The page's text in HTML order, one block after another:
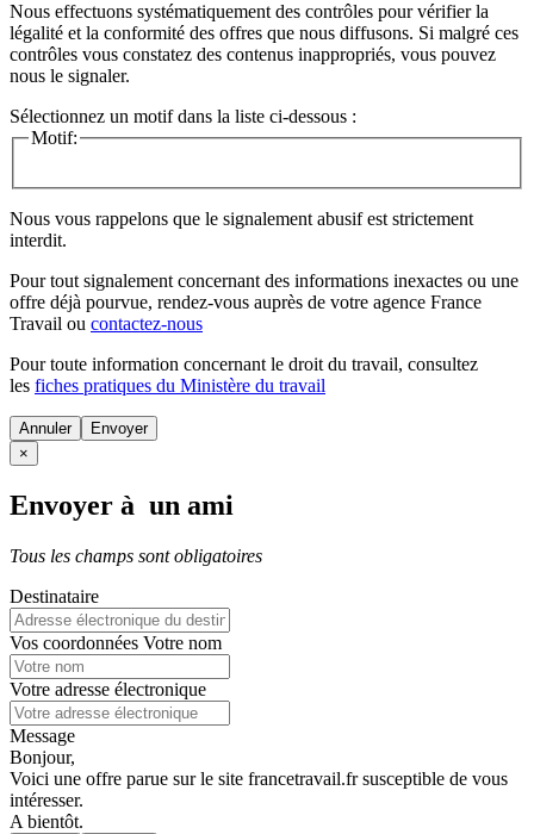
Nous effectuons systématiquement des contrôles pour vérifier la
légalité et la conformité des offres que nous diffusons. Si malgré ces
contrôles vous constatez des contenus inappropriés, vous pouvez
nous le signaler.
Sélectionnez un motif dans la liste ci-dessous :
Motif:
Nous vous rappelons que le signalement abusif est strictement
interdit.
Pour tout signalement concernant des informations inexactes ou une
offre déjà pourvue, rendez-vous auprès de votre agence France
Travail ou contactez-nous
Pour toute information concernant le droit du travail, consultez
les fiches pratiques du Ministère du travail
Annuler
×
Envoyer à un ami
Tous les champs sont obligatoires
Destinataire
Vos coordonnées Votre nom
Votre adresse électronique
Message
Bonjour,
Voici une offre parue sur le site francetravail.fr susceptible de vous
intéresser.
A bientôt.